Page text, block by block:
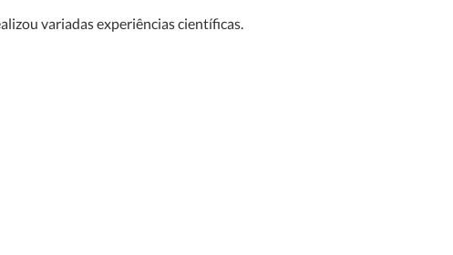
variadas experiências científicas.